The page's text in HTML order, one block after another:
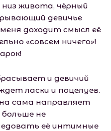
живота, чёрный
девичье
доходит смысл её
«совсем ничего»!
и девичий
ласки и поцелуев.
сама направляет
больше не
её интимные